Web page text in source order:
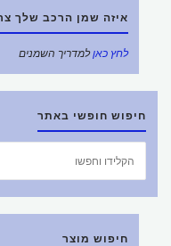
איזה שמן הרכב שלך
לחץ כאןלמדריך השמנים
חיפוש חופשי באתר
חיפוש מוצר